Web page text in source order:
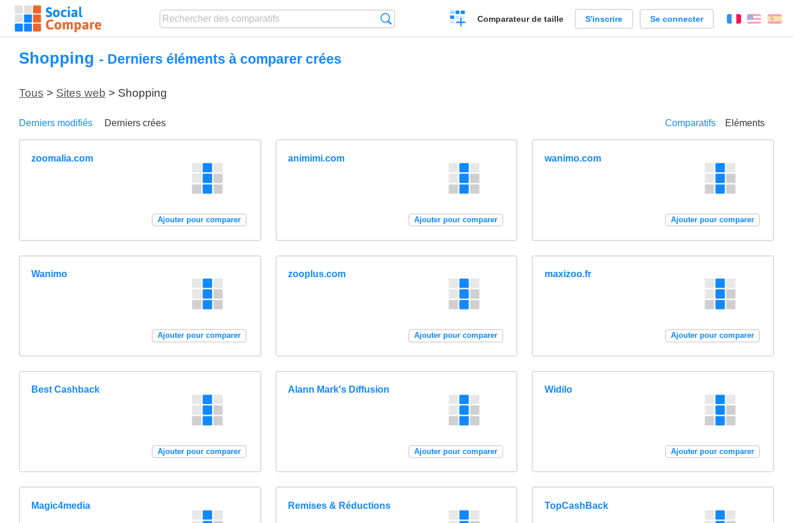
Créer
un
Comparateur de taille S'inscrire Se connecter FrançaisEnglish
Shopping - Derniers éléments à comparer crées
Tous > Sites web > Shopping
Derniers modifiés Derniers crées Comparatifs Eléments
zoomalia.com
Ajouter pour comparer
animimi.com
Ajouter pour comparer
wanimo.com
Ajouter pour comparer
Wanimo
Ajouter pour comparer
zooplus.com
Ajouter pour comparer
maxizoo.fr
Ajouter pour comparer
Best Cashback
Ajouter pour comparer
Alann Mark's Diffusion
Ajouter pour comparer
Widilo
Ajouter pour comparer
Magic4media Remises & Réductions TopCashBack